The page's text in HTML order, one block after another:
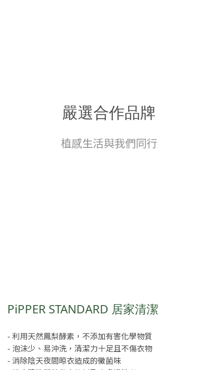
嚴選合作品牌
植感生活與我們同行
PiPPER STANDARD 居家清潔
- 利用天然鳳梨酵素，不添加有害化學物質
- 泡沫少、易沖洗，清潔力十足且不傷衣物
- 消除陰天夜間晾衣造成的黴菌味